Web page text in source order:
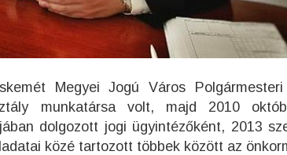
Megyei Jogú Város Polgármesteri
munkatársa volt, majd 2010
dolgozott jogi ügyintézőként, 2013
közé tartozott többek között az